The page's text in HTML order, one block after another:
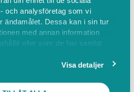
och analysföretag som vi
ändamålet. Dessa kan i sin tur
med annan information
eller som de har samlat
Visa detaljer
en oförglömlig dag med
fika!
www.buenopaintevents.se